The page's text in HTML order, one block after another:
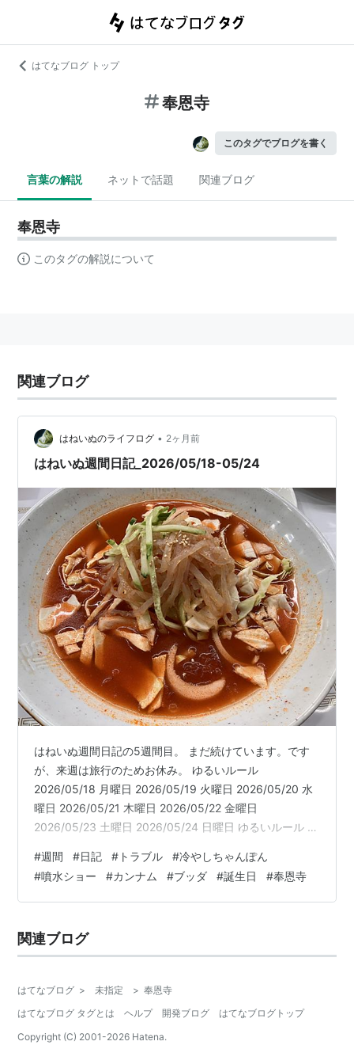
はてなブログ トップ
奉恩寺
このタグでブログを書く
言葉の解説 ネットで話題 関連ブログ
奉恩寺
このタグの解説について
関連ブログ
はねいぬのライフログ • 2ヶ月前
はねいぬ週間日記_2026/05/18-05/24
はねいぬ週間日記の5週間目。 まだ続けています。です
が、来週は旅行のためお休み。 ゆるいルール
2026/05/18 月曜日 2026/05/19 火曜日 2026/05/20 水
曜日 2026/05/21 木曜日 2026/05/22 金曜日
2026/05/23 土曜日 2026/05/24 日曜日 ゆるいルール 1
い出す意味がいないことは、書かない。 楽しいこと、幸
せを感じたことだけを書く。 翌週水曜日にアップする。
体調が悪かったり、旅行中などは、臨機応変にスキップ
ール改正…
#週間 #日記 # トラブル #冷やしちゃんぽん
#噴水ショー #カンナム #ブッダ #誕生日 #奉恩寺
関連ブログ
はてなブログ > 未指定 > 奉恩寺
はてなブログ タグとは
ヘルプ 開発ブログ
はてなブログトップ
Copyright (C) 2001-2026 Hatena.